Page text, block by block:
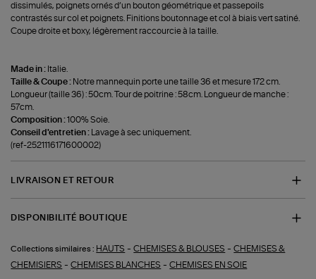
dissimulés, poignets ornés d’un bouton géométrique et passepoils
contrastés sur col et poignets. Finitions boutonnage et col à biais vert satiné.
Coupe droite et boxy, légèrement raccourcie à la taille.
Made in : Italie.
Taille & Coupe : Notre mannequin porte une taille 36 et mesure 172 cm.
Longueur (taille 36) : 50cm. Tour de poitrine : 58cm. Longueur de manche :
57cm.
Composition :100% Soie.
Conseil d'entretien :
Lavage à sec uniquement.
(ref-2521116171600002)
LIVRAISON ET RETOUR
DISPONIBILITÉ BOUTIQUE
Collections similaires : HAUTS -CHEMISES & BLOUSES -CHEMISES &
CHEMISIERS -CHEMISES BLANCHES -CHEMISES EN SOIE